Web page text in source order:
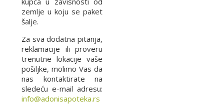
zemlje u koju se paket
šalje.
Za sva dodatna pitanja,
reklamacije ili proveru
trenutne lokacije vaše
pošiljke, molimo Vas da
nas kontaktirate na
sledeću e-mail adresu:
info@adonisapoteka.rs